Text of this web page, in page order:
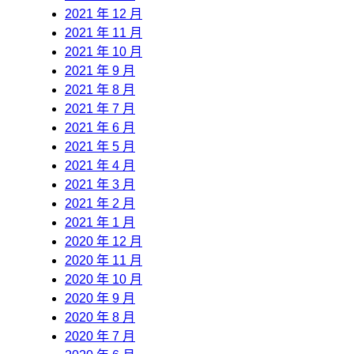
2021 年 12 月
2021 年 11 月
2021 年 10 月
2021 年 9 月
2021 年 8 月
2021 年 7 月
2021 年 6 月
2021 年 5 月
2021 年 4 月
2021 年 3 月
2021 年 2 月
2021 年 1 月
2020 年 12 月
2020 年 11 月
2020 年 10 月
2020 年 9 月
2020 年 8 月
2020 年 7 月